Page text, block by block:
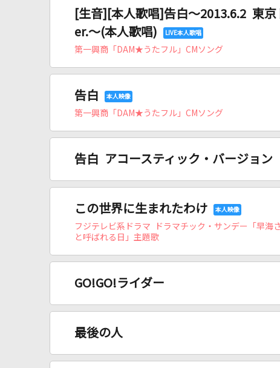
[生音][本人歌唱]告白～2013.6.2 東
er.～(本人歌唱)
第一興商「DAM★うたフル」CMソング
告白
第一興商「DAM★うたフル」CMソング
告白 アコースティック・バージョン
この世界に生まれたわけ
フジテレビ系ドラマ ドラマチック・サンデー「早海
と呼ばれる日」主題歌
GO!GO!ライダー
最後の人